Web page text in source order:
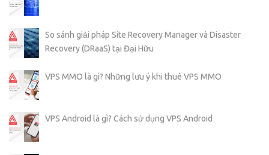
So sánh giải pháp Site Recovery Manager và Disaster
Recovery (DRaaS) tại Đại Hữu
VPS MMO là gì? Những lưu ý khi thuê VPS MMO
VPS Android là gì? Cách sử dụng VPS Android